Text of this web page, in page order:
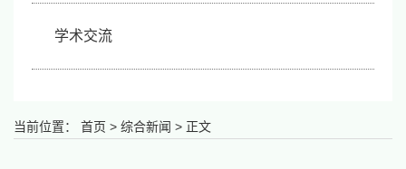
学术交流
当前位置： 首页 > 综合新闻 > 正文